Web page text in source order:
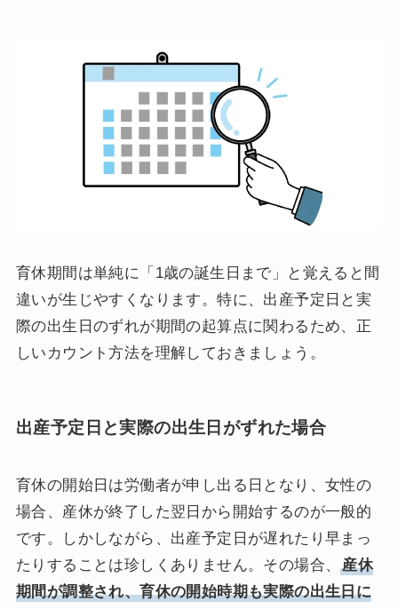
育休期間は単純に「1歳の誕生日まで」と覚えると間
違いが生じやすくなります。特に、出産予定日と実
際の出生日のずれが期間の起算点に関わるため、正
しいカウント方法を理解しておきましょう。
出産予定日と実際の出生日がずれた場合
育休の開始日は労働者が申し出る日となり、女性の
場合、産休が終了した翌日から開始するのが一般的
です。しかしながら、出産予定日が遅れたり早まっ
たりすることは珍しくありません。その場合、産休
期間が調整され、育休の開始時期も実際の出生日に